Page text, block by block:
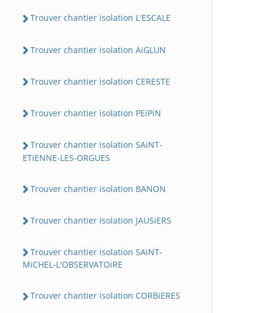
Trouver chantier isolation L'ESCALE
Trouver chantier isolation AiGLUN
Trouver chantier isolation CERESTE
Trouver chantier isolation PEiPiN
Trouver chantier isolation SAiNT-
ETiENNE-LES-ORGUES
Trouver chantier isolation BANON
Trouver chantier isolation JAUSiERS
Trouver chantier isolation SAiNT-
MiCHEL-L'OBSERVATOiRE
Trouver chantier isolation CORBiERES